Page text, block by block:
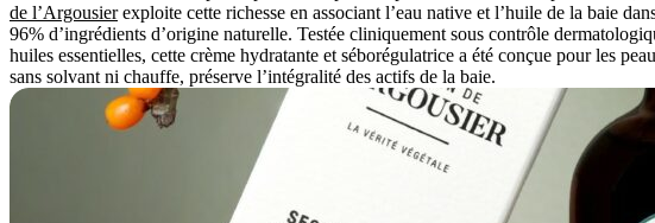
de l’Argousierexploite cette richesse en associant l’eau native et l’huile de la baie
96% d’ingrédients d’origine naturelle. Testée cliniquement sous contrôle
huiles essentielles, cette crème hydratante et séborégulatrice a été conçue pour les
sans solvant ni chauffe, préserve l’intégralité des actifs de la baie.